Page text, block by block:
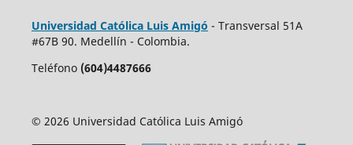
Universidad Católica Luis Amigó - Transversal 51A
#67B 90. Medellín - Colombia.
Teléfono (604)4487666
© 2026 Universidad Católica Luis Amigó